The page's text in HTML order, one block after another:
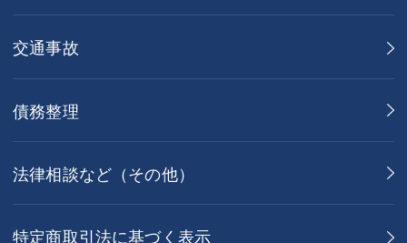
交通事故
債務整理
法律相談など（その他）
特定商取引法に基づく表示